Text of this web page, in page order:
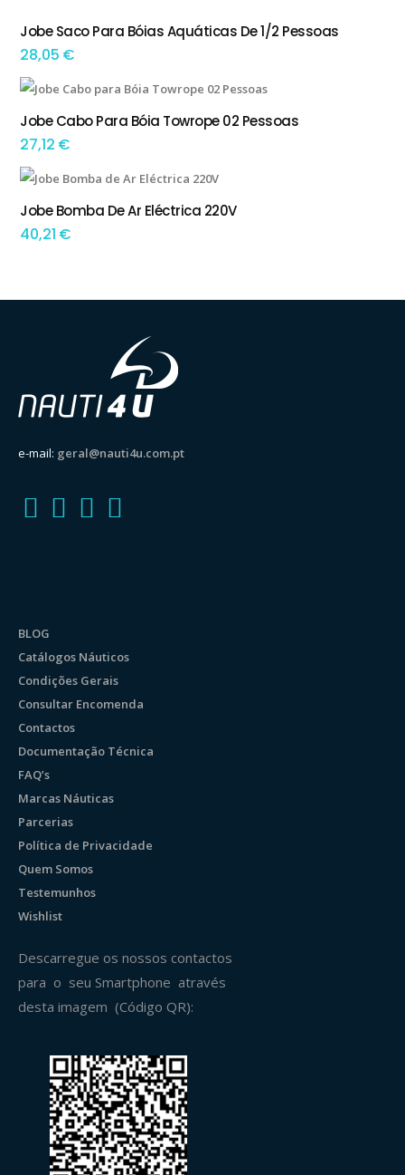
ADICIONAR
Jobe Saco Para Bóias Aquáticas De 1/2 Pessoas
28,05 €
ADICIONAR
Jobe Cabo Para Bóia Towrope 02 Pessoas
27,12 €
ADICIONAR
Jobe Bomba De Ar Eléctrica 220V
40,21 €
e-mail: geral@nauti4u.com.pt
BLOG
Catálogos Náuticos
Condições Gerais
Consultar Encomenda
Contactos
Documentação Técnica
FAQ’s
Marcas Náuticas
Parcerias
Política de Privacidade
Quem Somos
Testemunhos
Wishlist
Descarregue os nossos contactos
para o seu Smartphone através
desta imagem (Código QR):